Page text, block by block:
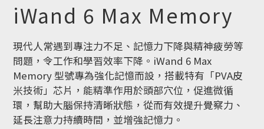
iWand 6 Max Memory
現代人常遇到專注力不足、記憶力下降與精神疲勞等
問題，令工作和學習效率下降。iWand 6 Max
Memory 型號專為強化記憶而設，搭載特有「PVA皮
米技術」芯片，能精準作用於頭部穴位，促進微循
環，幫助大腦保持清晰狀態，從而有效提升覺察力、
延長注意力持續時間，並增強記憶力。